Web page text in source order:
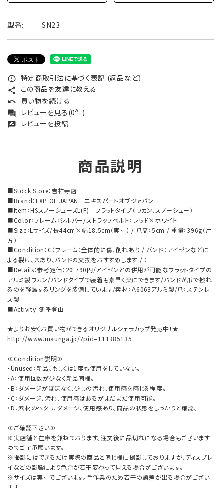
型番: SN23
error_outline 特定商取引法に基づく表記 (返品など)
share この商品を友達に教える
undo 買い物を続ける
forum レビューを見る(0件)
rate_review レビューを投稿
商品説明
■Stock Store：吉祥寺店
■Brand：EXP OF JAPAN エキスパートオブジャパン
■Item：HSスノーシューズL(F) フラットタイプ（ワカン、スノーシュー）
■Color：フレーム：シルバー/ストラップベルト：レッド×ホワイト
■Size：Lサイズ/長44cm×幅18.5cm（実寸） / 爪高：5cm / 重量：396g（片
方）
■Condition：C（フレーム：全体的に傷、削れあり / バンド：アイゼンなどに
よる裂け、穴あり、バンドの交換をおすすめします / ）
■Details：参考定価：20,790円/アイゼンとの併用が可能なフラットタイプの
アルミ製ワカン/バンドタイプで装着も素早く楽にできます/バンドが爪で擦れ
るのを軽減するリングを装備しています/素材：Ａ6063アルミ製/爪：ステンレ
ス製
■Activity：冬季登山
★よりお安くお買い物ができるオリジナルシェラカップ発売中！★
http://www.maunga.jp/?pid=111885135
≪Condition説明≫
・Unused：新品、もしくは1度も使用をしていない。
・A：使用回数が少なく新品同様。
・B：ダメージがほぼなく、少しの汚れ、使用感を感じる程度。
・C：ダメージ、汚れ、使用感はあるがまだまだ使用可能。
・D：素材のヘタリ、ダメージ、使用感あり。商品の状態をしっかりと確認。
≪ご確認下さい≫
※実店舗と在庫を兼ねております。注文後に品切れになる場合もございます
のでご了承願います。
※撮影にはできるだけ実際の商品と同じ様に撮影しておりますが、ディスプレ
イなどの影響により色合が若干変わって見える場合がございます。
※サイズは実寸でございます。手作業のため若干の誤差が出る場合がござい